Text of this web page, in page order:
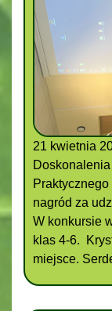
21 kwietnia
nagród za
W konkursie
klas 4-6.
miejsce.